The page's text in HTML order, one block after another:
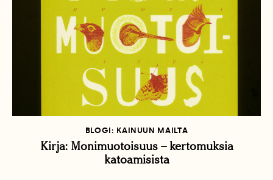
BLOGI: KAINUUN MAILTA
Kirja: Monimuotoisuus – kertomuksia
katoamisista